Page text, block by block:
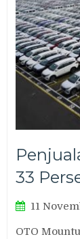
33
11
OTO